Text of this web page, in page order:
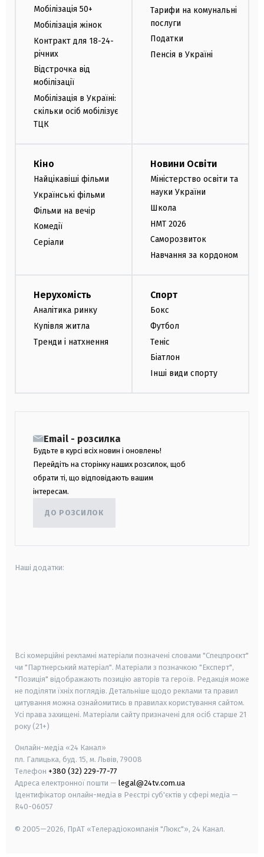
Мобілізація 50+
Мобілізація жінок
Контракт для 18-24-
річних
Відстрочка від
мобілізації
Мобілізація в Україні:
скільки осіб мобілізує
ТЦК
Тарифи на комунальні
послуги
Податки
Пенсія в Україні
Кіно
Найцікавіші фільми
Українські фільми
Фільми на вечір
Комедії
Серіали
Новини Освіти
Міністерство освіти та
науки України
Школа
НМТ 2026
Саморозвиток
Навчання за кордоном
Нерухомість
Аналітика ринку
Купівля житла
Тренди і натхнення
Спорт
Бокс
Футбол
Теніс
Біатлон
Інші види спорту
Email - розсилка
Будьте в курсі всіх новин і оновлень!
Перейдіть на сторінку наших розсилок, щоб
обрати ті, що відповідають вашим
інтересам.
ДО РОЗСИЛОК
Наші додатки:
Всі комерційні рекламні матеріали позначені словами "Спецпроєкт"
чи "Партнерський матеріал". Матеріали з позначкою "Експерт",
"Позиція" відображають позицію авторів та героїв. Редакція може
не поділяти їхніх поглядів. Детальніше щодо реклами та правил
цитування можна ознайомитись в правилах користування сайтом.
Усі права захищені. Матеріали сайту призначені для осіб старше 21
року (21+)
Онлайн-медіа «24 Канал»
пл. Галицька, буд. 15, м. Львів, 79008
Телефон +380 (32) 229-77-77
Адреса електронної пошти — legal@24tv.com.ua
Ідентифікатор онлайн-медіа в Реєстрі суб'єктів у сфері медіа —
R40-06057
© 2005—2026, ПрАТ «Телерадіокомпанія "Люкс"», 24 Канал.